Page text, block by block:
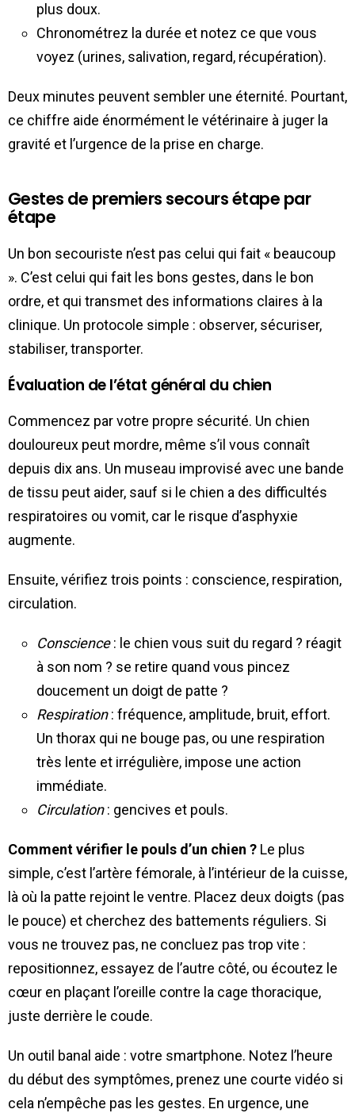
plus doux.
Chronométrez la durée et notez ce que vous
voyez (urines, salivation, regard, récupération).
Deux minutes peuvent sembler une éternité. Pourtant,
ce chiffre aide énormément le vétérinaire à juger la
gravité et l’urgence de la prise en charge.
Gestes de premiers secours étape par
étape
Un bon secouriste n’est pas celui qui fait « beaucoup
». C’est celui qui fait les bons gestes, dans le bon
ordre, et qui transmet des informations claires à la
clinique. Un protocole simple : observer, sécuriser,
stabiliser, transporter.
Évaluation de l’état général du chien
Commencez par votre propre sécurité. Un chien
douloureux peut mordre, même s’il vous connaît
depuis dix ans. Un museau improvisé avec une bande
de tissu peut aider, sauf si le chien a des difficultés
respiratoires ou vomit, car le risque d’asphyxie
augmente.
Ensuite, vérifiez trois points : conscience, respiration,
circulation.
Conscience: le chien vous suit du regard ? réagit
à son nom ? se retire quand vous pincez
doucement un doigt de patte ?
Respiration: fréquence, amplitude, bruit, effort.
Un thorax qui ne bouge pas, ou une respiration
très lente et irrégulière, impose une action
immédiate.
Circulation: gencives et pouls.
Comment vérifier le pouls d’un chien ? Le plus
simple, c’est l’artère fémorale, à l’intérieur de la cuisse,
là où la patte rejoint le ventre. Placez deux doigts (pas
le pouce) et cherchez des battements réguliers. Si
vous ne trouvez pas, ne concluez pas trop vite :
repositionnez, essayez de l’autre côté, ou écoutez le
cœur en plaçant l’oreille contre la cage thoracique,
juste derrière le coude.
Un outil banal aide : votre smartphone. Notez l’heure
du début des symptômes, prenez une courte vidéo si
cela n’empêche pas les gestes. En urgence, une